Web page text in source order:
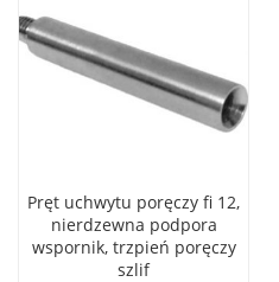
Pręt uchwytu poręczy fi 12,
nierdzewna podpora
wspornik, trzpień poręczy
szlif